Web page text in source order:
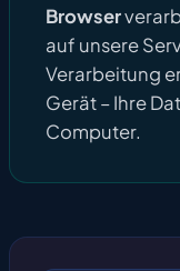
Browser
auf unsere
Verarbeitung
Gerät – Ihre
Computer.